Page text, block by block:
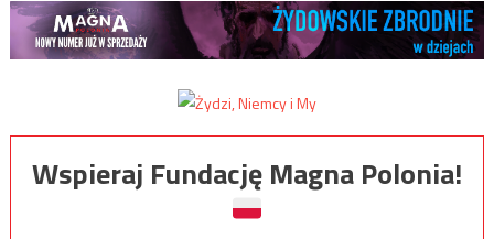
Wspieraj Fundację Magna Polonia!